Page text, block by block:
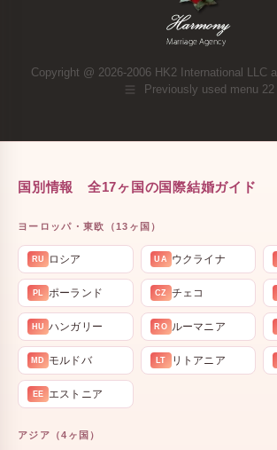
Copyright @ 2026-2006 HK2 International LLC
Previously used menu 22
国別情報 全17ヶ国の国際結婚ガイド
ヨーロッパ・東欧（13ヶ国）
RU ロシア UA ウクライナ
PL ポーランド CZ チェコ
HU ハンガリー RO ルーマニア
MD モルドバ LT リトアニア
EE エストニア
アジア（4ヶ国）